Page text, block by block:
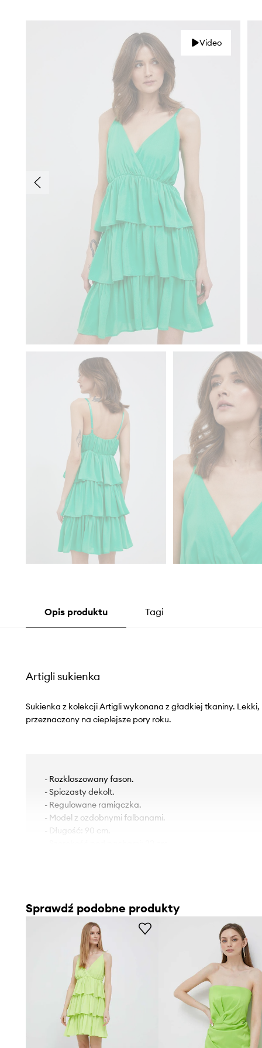
Video
Opis produktu Tagi
Artigli sukienka
Sukienka z kolekcji Artigli wykonana z gładkiej tkaniny.
przeznaczony na cieplejsze pory roku.
- Rozkloszowany fason.
- Spiczasty dekolt.
- Regulowane ramiączka.
- Model z ozdobnymi falbanami.
- Długość: 90 cm.
Sprawdź podobne produkty